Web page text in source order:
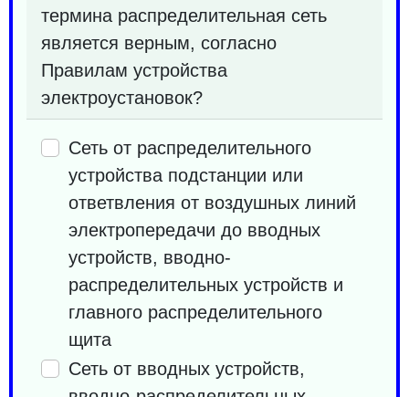
термина распределительная сеть
является верным, согласно
Правилам устройства
электроустановок?
Сеть от распределительного
устройства подстанции или
ответвления от воздушных линий
электропередачи до вводных
устройств, вводно-
распределительных устройств и
главного распределительного
щита
Сеть от вводных устройств,